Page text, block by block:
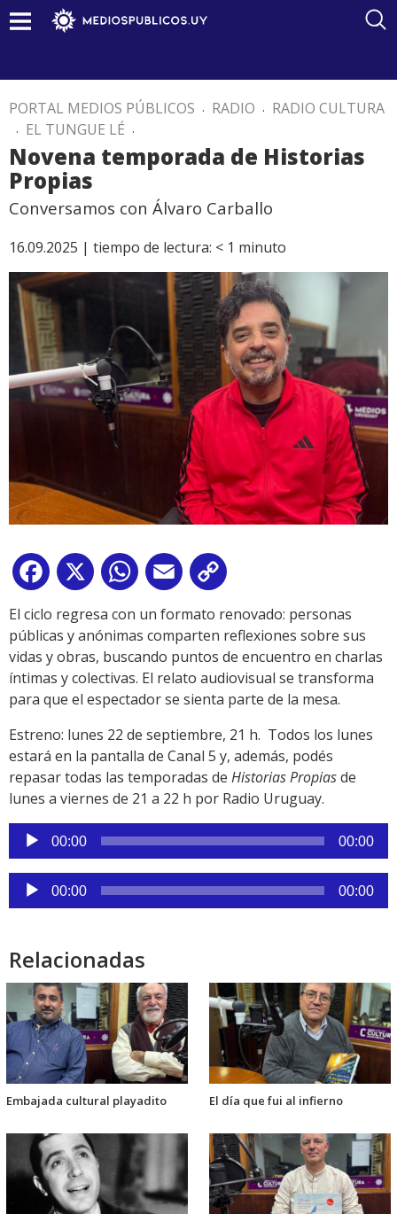
PORTAL MEDIOS PÚBLICOS . RADIO . RADIO CULTURA
. EL TUNGUE LÉ .
Novena temporada de Historias
Propias
Conversamos con Álvaro Carballo
16.09.2025 | tiempo de lectura: < 1 minuto
Facebook
X WhatsApp
Email
Link
El ciclo regresa con un formato renovado: personas
públicas y anónimas comparten reflexiones sobre sus
vidas y obras, buscando puntos de encuentro en charlas
íntimas y colectivas. El relato audiovisual se transforma
para que el espectador se sienta parte de la mesa.
Estreno: lunes 22 de septiembre, 21 h. Todos los lunes
estará en la pantalla de Canal 5 y, además, podés
repasar todas las temporadas de Historias Propiasde
lunes a viernes de 21 a 22 h por Radio Uruguay.
Reproductor
de
audio
00:00 00:00
Reproductor
de
00:00 00:00
Relacionadas
Embajada cultural playadito El día que fui al infierno